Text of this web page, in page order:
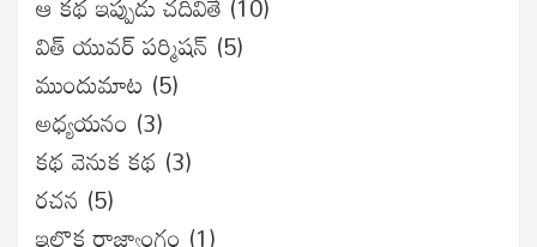
విత్ యువర్ పర్మిషన్ (5)
ముందుమాట (5)
అధ్యయనం (3)
కథ వెనుక కథ (3)
రచన (5)
ఇల్లొక రాజ్యాంగం (1)